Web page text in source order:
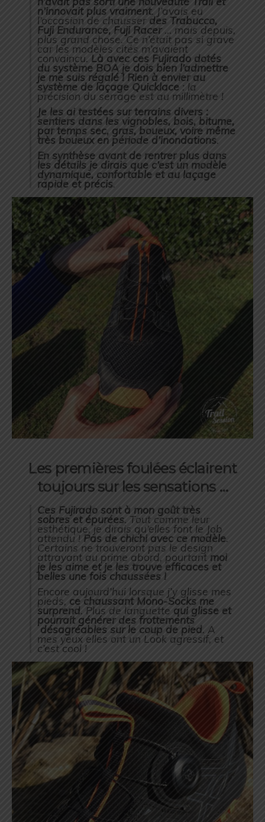
n’innovait plus vraiment. J’avais eu
l’occasion de chausser des Trabucco,
Fuji Endurance, Fuji Racer… mais depuis,
plus grand chose. Ce n’était pas si grave
car les modèles cités m’avaient
convaincu. Là avec ces Fujirado dotés
du système BOA je dois bien l’admettre
je me suis régalé ! Rien à envier au
système de laçage Quicklace : la
précision du serrage est au millimètre !
Je les ai testées sur terrains divers :
sentiers dans les vignobles, bois, bitume,
par temps sec, gras, boueux, voire même
très boueux en période d’inondations.
En synthèse avant de rentrer plus dans
les détails je dirais que c’est un modèle
dynamique, confortable et au laçage
rapide et précis.
Les premières foulées éclairent
toujours sur les sensations …
Ces Fujirado sont à mon goût très
sobres et épurées. Tout comme leur
esthétique, je dirais qu’elles font le Job
attendu ! Pas de chichi avec ce modèle.
Certains ne trouveront pas le design
attrayant au prime abord, pourtant moi
je les aime et je les trouve efficaces et
belles une fois chaussées !
Encore aujourd’hui lorsque j’y glisse mes
pieds, ce chaussant Mono-Socks me
surprend. Plus de languette qui glisse et
pourrait générer des frottements
désagréables sur le coup de pied. A
mes yeux elles ont un Look agressif, et
c’est cool !